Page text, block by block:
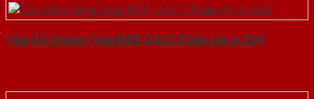
Cửa Gỗ Chống Cháy MDF O4-C1 Phào chi-a-SGD